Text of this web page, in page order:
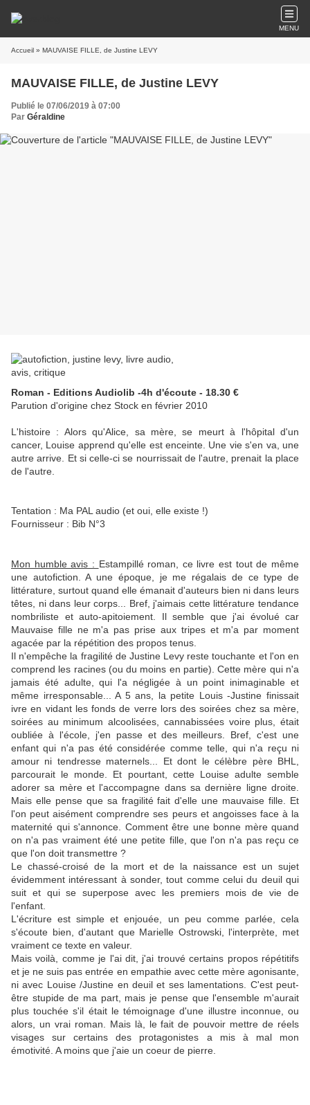
MENU
Accueil » MAUVAISE FILLE, de Justine LEVY
MAUVAISE FILLE, de Justine LEVY
Publié le 07/06/2019 à 07:00
Par Géraldine
Roman - Editions Audiolib -4h d'écoute - 18.30 €
Parution d'origine chez Stock en février 2010
L'histoire : Alors qu'Alice, sa mère, se meurt à l'hôpital d'un
cancer, Louise apprend qu'elle est enceinte. Une vie s'en va, une
autre arrive. Et si celle-ci se nourrissait de l'autre, prenait la place
de l'autre.
Tentation : Ma PAL audio (et oui, elle existe !)
Fournisseur : Bib N°3
Mon humble avis : Estampillé roman, ce livre est tout de même
une autofiction. A une époque, je me régalais de ce type de
littérature, surtout quand elle émanait d'auteurs bien ni dans leurs
têtes, ni dans leur corps... Bref, j'aimais cette littérature tendance
nombriliste et auto-apitoiement. Il semble que j'ai évolué car
Mauvaise fille ne m'a pas prise aux tripes et m'a par moment
agacée par la répétition des propos tenus.
Il n'empêche la fragilité de Justine Levy reste touchante et l'on en
comprend les racines (ou du moins en partie). Cette mère qui n'a
jamais été adulte, qui l'a négligée à un point inimaginable et
même irresponsable... A 5 ans, la petite Louis -Justine finissait
ivre en vidant les fonds de verre lors des soirées chez sa mère,
soirées au minimum alcoolisées, cannabissées voire plus, était
oubliée à l'école, j'en passe et des meilleurs. Bref, c'est une
enfant qui n'a pas été considérée comme telle, qui n'a reçu ni
amour ni tendresse maternels... Et dont le célèbre père BHL,
parcourait le monde. Et pourtant, cette Louise adulte semble
adorer sa mère et l'accompagne dans sa dernière ligne droite.
Mais elle pense que sa fragilité fait d'elle une mauvaise fille. Et
l'on peut aisément comprendre ses peurs et angoisses face à la
maternité qui s'annonce. Comment être une bonne mère quand
on n'a pas vraiment été une petite fille, que l'on n'a pas reçu ce
que l'on doit transmettre ?
Le chassé-croisé de la mort et de la naissance est un sujet
évidemment intéressant à sonder, tout comme celui du deuil qui
suit et qui se superpose avec les premiers mois de vie de
l'enfant.
L'écriture est simple et enjouée, un peu comme parlée, cela
s'écoute bien, d'autant que Marielle Ostrowski, l'interprète, met
vraiment ce texte en valeur.
Mais voilà, comme je l'ai dit, j'ai trouvé certains propos répétitifs
et je ne suis pas entrée en empathie avec cette mère agonisante,
ni avec Louise /Justine en deuil et ses lamentations. C'est peut-
être stupide de ma part, mais je pense que l'ensemble m'aurait
plus touchée s'il était le témoignage d'une illustre inconnue, ou
alors, un vrai roman. Mais là, le fait de pouvoir mettre de réels
visages sur certains des protagonistes a mis à mal mon
émotivité. A moins que j'aie un coeur de pierre.